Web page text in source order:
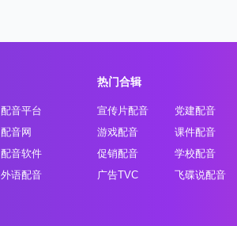
配音平台
配音网
配音软件
外语配音
热门合辑
宣传片配音
党建配音
游戏配音
课件配音
促销配音
学校配音
广告TVC
飞碟说配音